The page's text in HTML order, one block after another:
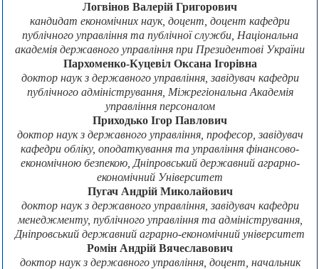
Логвінов Валерій Григорович
кандидат економічних наук, доцент, доцент кафедри
публічного управління та публічної служби, Національна
академія державного управління при Президентові України
Пархоменко-Куцевіл Оксана Ігорівна
доктор наук з державного управління, завідувач кафедри
публічного адміністрування, Міжрегіональна Академія
управління персоналом
Приходько Ігор Павлович
доктор наук з державного управління, професор, завідувач
кафедри обліку, оподаткування та управління фінансово-
економічною безпекою, Дніпровський державний аграрно-
економічний Університет
Пугач Андрій Миколайович
доктор наук з державного управління, завідувач кафедри
менеджменту, публічного управління та адміністрування,
Дніпровський державний аграрно-економічний університет
Ромін Андрій Вячеславович
доктор наук з державного управління, доцент, начальник